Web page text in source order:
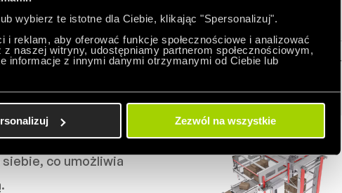
wybierz te istotne dla Ciebie, klikając "Spersonalizuj".
reklam, aby oferować funkcje społecznościowe i analizować
naszej witryny, udostępniamy partnerom społecznościowym,
informacje z innymi danymi otrzymanymi od Ciebie lub
Zezwól na wszystkie
gdy warstwa jest
palety pozostaje
możliwe jest
obracanie,
elastyczny system
co umożliwia
Paletyzator Qimarox
Paletyzator wysokopoziomowy.
Wydajność do 4500 produktów /